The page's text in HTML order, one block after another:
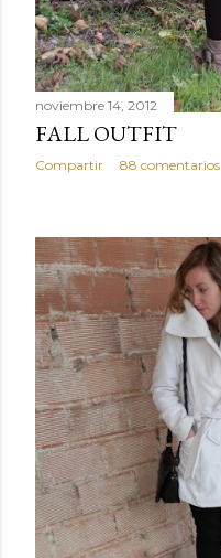
noviembre 14, 2012
FALL OUTFIT
Compartir 88 comentarios